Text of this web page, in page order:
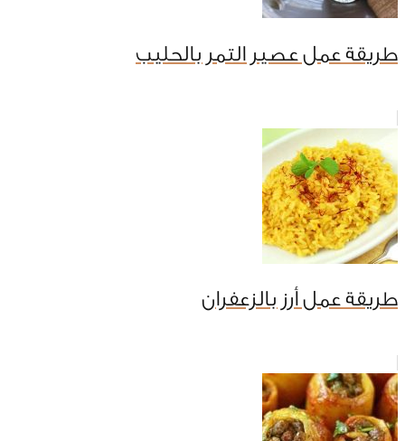
طريقة عمل عصير التمر بالحليب
طريقة عمل أرز بالزعفران